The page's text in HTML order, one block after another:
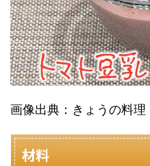
画像出典：きょうの料理
材料